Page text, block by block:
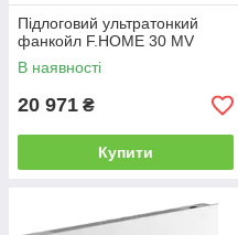
Підлоговий ультратонкий
фанкойл F.HOME 30 MV
В наявності
20 971 ₴
Купити